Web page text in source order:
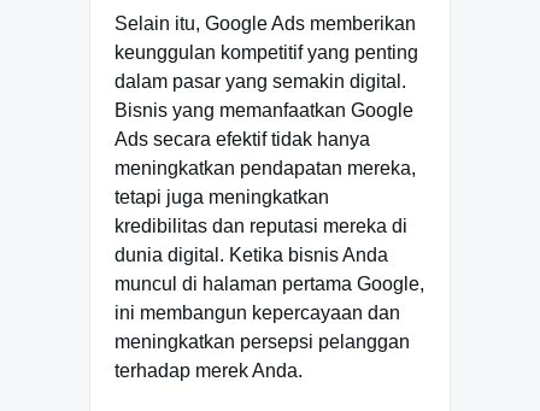
Selain itu, Google Ads memberikan
keunggulan kompetitif yang penting
dalam pasar yang semakin digital.
Bisnis yang memanfaatkan Google
Ads secara efektif tidak hanya
meningkatkan pendapatan mereka,
tetapi juga meningkatkan
kredibilitas dan reputasi mereka di
dunia digital. Ketika bisnis Anda
muncul di halaman pertama Google,
ini membangun kepercayaan dan
meningkatkan persepsi pelanggan
terhadap merek Anda.